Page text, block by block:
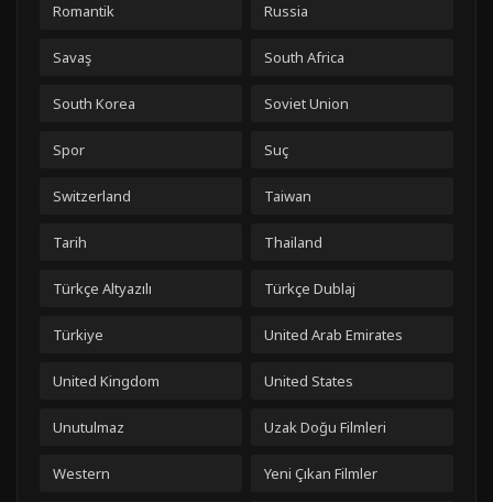
Romantik Russia
Savaş South Africa
South Korea Soviet Union
Spor Suç
Switzerland Taiwan
Tarih Thailand
Türkçe Altyazılı Türkçe Dublaj
Türkiye United Arab Emirates
United Kingdom United States
Unutulmaz Uzak Doğu Filmleri
Western Yeni Çıkan Filmler